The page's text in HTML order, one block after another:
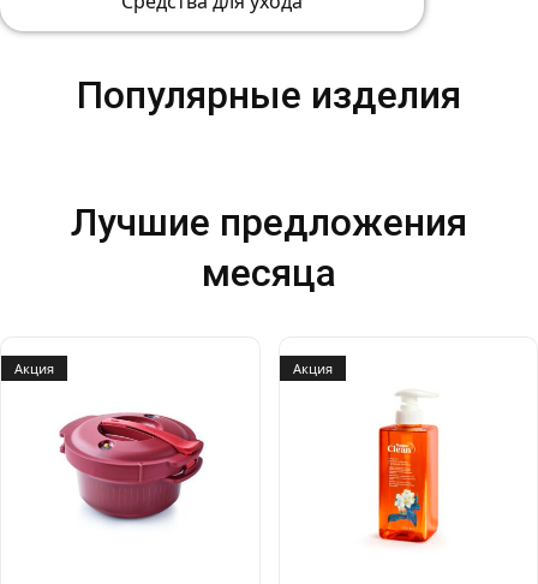
Популярные изделия
Лучшие предложения
месяца
Акция Акция